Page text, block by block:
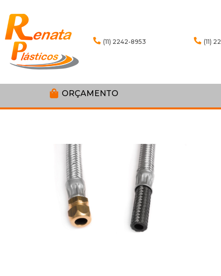
(11) 2242-8953 (11)
ORÇAMENTO